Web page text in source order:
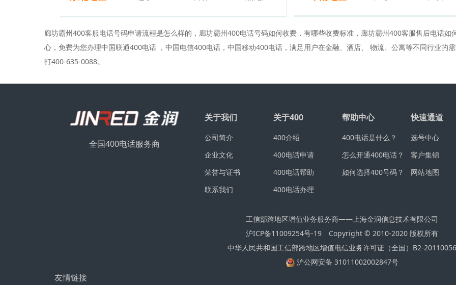
廊坊霸州400客服电话号码申请流程是怎么样的，廊坊霸州400电话号码如何收费，有哪些收费标准，廊坊霸州400客服售后电话
心，免费为您办理中国联通400电话 ，中国电信400电话，中国移动400电话，满足用户在金融、酒店、 物流、公寓等不同行业的
打400-635-0088。
全国400电话服务商
关于我们
公司简介
企业文化
荣誉与证书
联系我们
关于400
400介绍
400电话申请
400电话帮助
400电话办理
帮助中心
400电话是什么？
怎么开通400电话？
如何选择400号码？
快速通道
选号中心
客户集锦
网站地图
工信部跨地区增值业务服务商——上海金润信息技术有限公司
沪ICP备11009254号-19 Copyright © 2010-2020 版权所有
中华人民共和国工信部跨地区增值电信业务许可证（全国）B2-20110056
沪公网安备 31011002002847号
友情链接